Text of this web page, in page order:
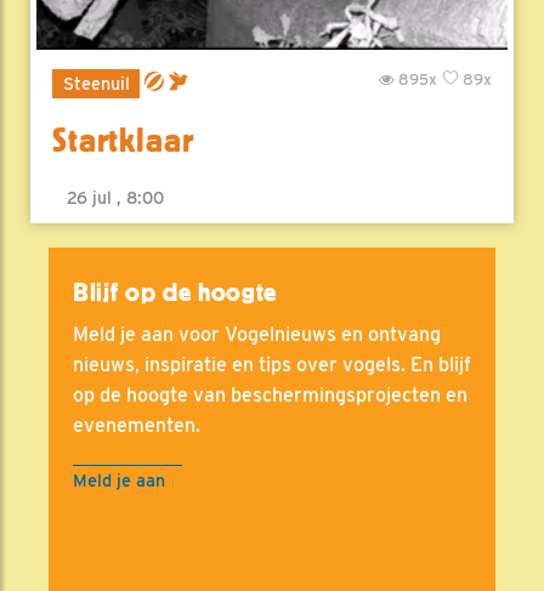
Steenuil 89x
895x
Startklaar
26 jul , 8:00
Blijf op de hoogte
Meld je aan voor Vogelnieuws en ontvang
nieuws, inspiratie en tips over vogels. En blijf
op de hoogte van beschermingsprojecten en
evenementen.
Meld je aan